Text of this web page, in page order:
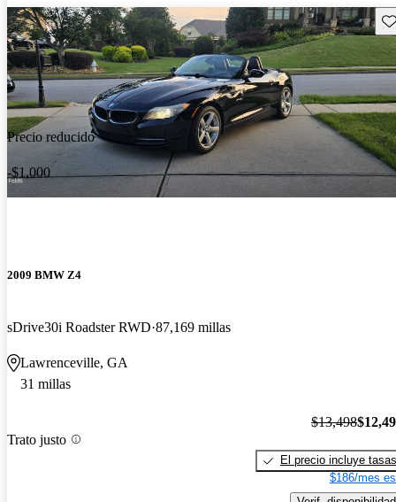
Precio reducido
-$1,000
2009 BMW Z4
sDrive30i Roadster RWD 87,169 millas
Lawrenceville, GA
31 millas
Trato justo
$13,498
El precio incluye tasas
$186/mes